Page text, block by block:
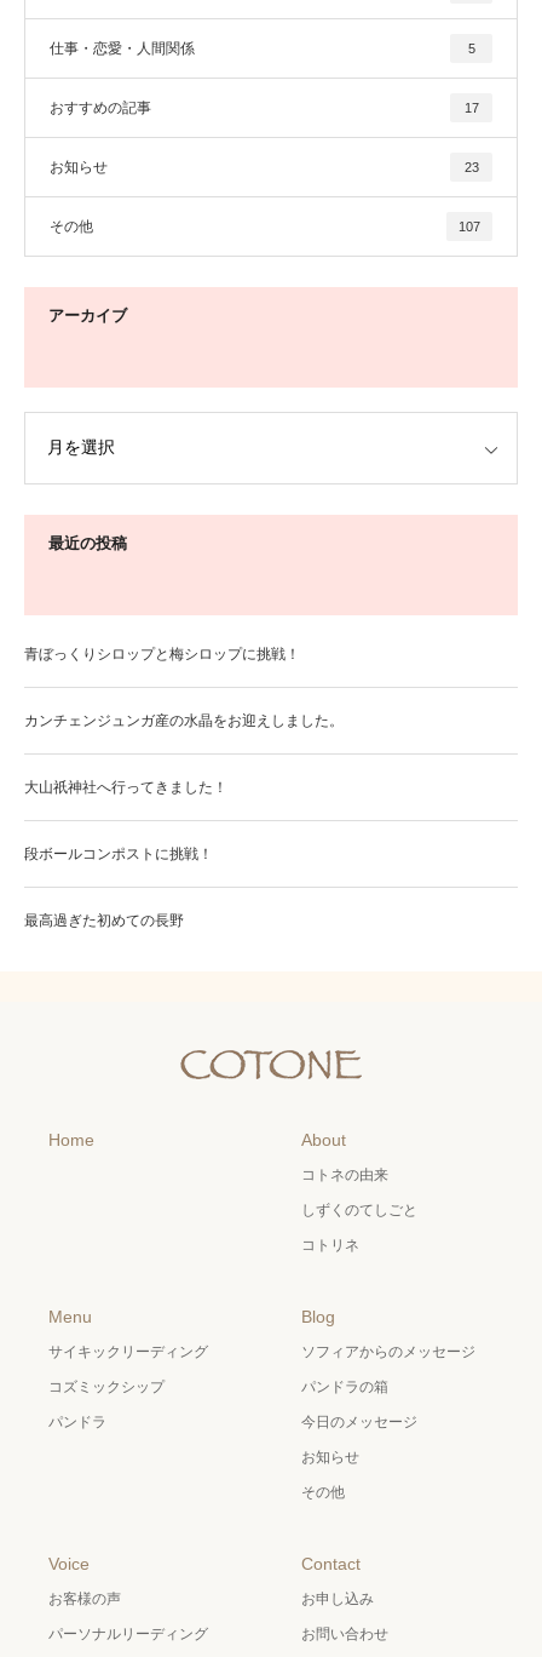
仕事・恋愛・人間関係 5
おすすめの記事 17
お知らせ 23
その他 107
アーカイブ
最近の投稿
青ぼっくりシロップと梅シロップに挑戦！
カンチェンジュンガ産の水晶をお迎えしました。
大山祇神社へ行ってきました！
段ボールコンポストに挑戦！
最高過ぎた初めての長野
Home About
コトネの由来
しずくのてしごと
コトリネ
Menu
サイキックリーディング
コズミックシップ
パンドラ
Blog
ソフィアからのメッセージ
パンドラの箱
今日のメッセージ
お知らせ
その他
Voice
お客様の声
パーソナルリーディング
Contact
お申し込み
お問い合わせ